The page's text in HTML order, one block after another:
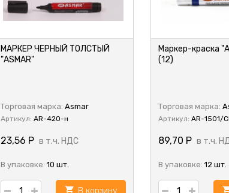
МАРКЕР ЧЕРНЫЙ ТОЛСТЫЙ
"ASMAR"
Торговая марка: Asmar
Артикул: AR-420-н
23,56 Р в т.ч. НДС
В упаковке: 10 шт.
В корзину
Маркер-краска
(12)
Торговая марка:
Артикул: AR-1501/
89,70 Р в т.ч.
В упаковке: 12 шт.